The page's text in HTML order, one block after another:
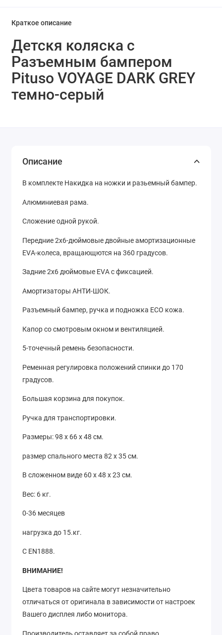
Краткое описание
Детскя коляска с
Разъемным бампером
Pituso VOYAGЕ DARK GREY
темно-серый
Описание
В комплекте Накидка на ножки и разьемный бампер.
Алюминиевая рама.
Сложение одной рукой.
Передние 2x6-дюймовые двойные амортизационные
EVA-колеса, вращающются на 360 градусов.
Задние 2x6 дюймовые EVA с фиксацией.
Амортизаторы АНТИ-ШОК.
Разъемный бампер, ручка и подножка ECO кожа.
Капор со смотровым окном и вентиляцией.
5-точечный ремень безопасности.
Ременная регулировка положений спинки до 170
градусов.
Большая корзина для покупок.
Ручка для транспортировки.
Размеры: 98 х 66 х 48 см.
размер спального места 82 x 35 см.
В сложенном виде 60 х 48 х 23 см.
Вес: 6 кг.
0-36 месяцев
нагрузка до 15.кг.
С EN1888.
ВНИМАНИЕ!
Цвета товаров на сайте могут незначительно
отличаться от оригинала в зависимости от настроек
Вашего дисплея либо монитора.